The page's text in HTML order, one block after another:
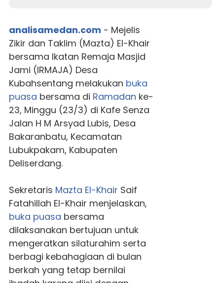
analisamedan.com - Mejelis
Zikir dan Taklim (Mazta) El-Khair
bersama Ikatan Remaja Masjid
Jami (IRMAJA) Desa
Kubahsentang melakukan buka
puasa bersama di Ramadan ke-
23, Minggu (23/3) di Kafe Senza
Jalan H M Arsyad Lubis, Desa
Bakaranbatu, Kecamatan
Lubukpakam, Kabupaten
Deliserdang.
Sekretaris Mazta El-Khair Saif
Fatahillah El-Khair menjelaskan,
buka puasa bersama
dilaksanakan bertujuan untuk
mengeratkan silaturahim serta
berbagi kebahagiaan di bulan
berkah yang tetap bernilai